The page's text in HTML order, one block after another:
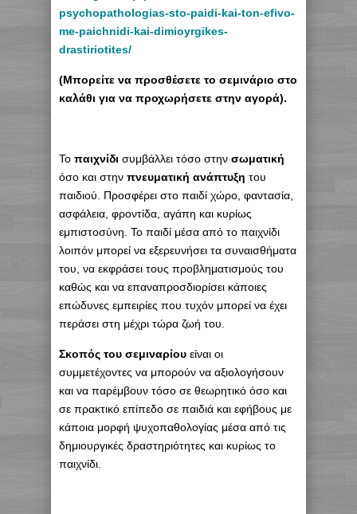
psychopathologias-sto-paidi-kai-ton-efivo-
me-paichnidi-kai-dimioyrgikes-
drastiriotites/
(Μπορείτε να προσθέσετε το σεμινάριο στο
καλάθι για να προχωρήσετε στην αγορά).
Το παιχνίδι συμβάλλει τόσο στην σωματική
όσο και στην πνευματική ανάπτυξη του
παιδιού. Προσφέρει στο παιδί χώρο, φαντασία,
ασφάλεια, φροντίδα, αγάπη και κυρίως
εμπιστοσύνη. Το παιδί μέσα από το παιχνίδι
λοιπόν μπορεί να εξερευνήσει τα συναισθήματα
του, να εκφράσει τους προβληματισμούς του
καθώς και να επαναπροσδιορίσει κάποιες
επώδυνες εμπειρίες που τυχόν μπορεί να έχει
περάσει στη μέχρι τώρα ζωή του.
Σκοπός του σεμιναρίου είναι οι
συμμετέχοντες να μπορούν να αξιολογήσουν
και να παρέμβουν τόσο σε θεωρητικό όσο και
σε πρακτικό επίπεδο σε παιδιά και εφήβους με
κάποια μορφή ψυχοπαθολογίας μέσα από τις
δημιουργικές δραστηριότητες και κυρίως το
παιχνίδι.